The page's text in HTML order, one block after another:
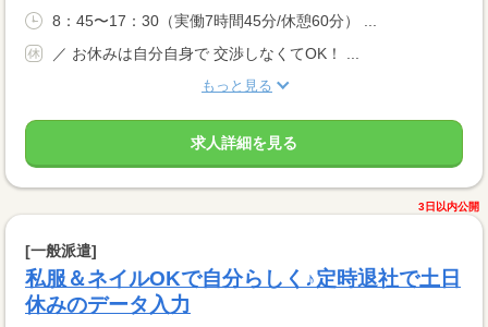
8：45〜17：30（実働7時間45分/休憩60分） ...
／ お休みは自分自身で 交渉しなくてOK！ ...
もっと見る
求人詳細を見る
3日以内公開
[一般派遣]
私服＆ネイルOKで自分らしく♪定時退社で土日
休みのデータ入力